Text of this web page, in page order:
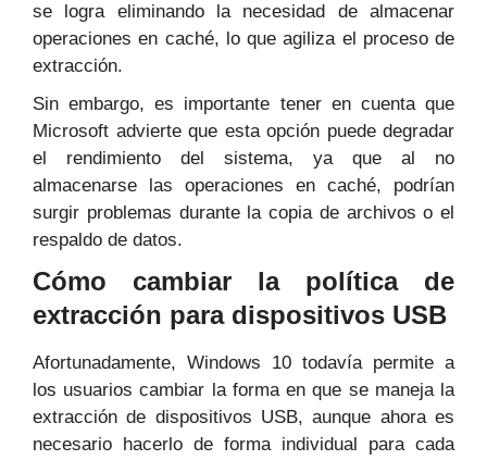
se logra eliminando la necesidad de almacenar
operaciones en caché, lo que agiliza el proceso de
extracción.
Sin embargo, es importante tener en cuenta que
Microsoft advierte que esta opción puede degradar
el rendimiento del sistema, ya que al no
almacenarse las operaciones en caché, podrían
surgir problemas durante la copia de archivos o el
respaldo de datos.
Cómo cambiar la política de
extracción para dispositivos USB
Afortunadamente, Windows 10 todavía permite a
los usuarios cambiar la forma en que se maneja la
extracción de dispositivos USB, aunque ahora es
necesario hacerlo de forma individual para cada